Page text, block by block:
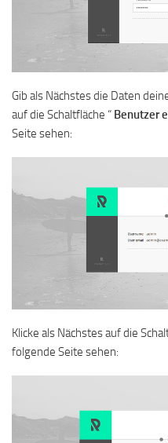
Gib als Nächstes die Daten
auf die Schaltfläche “ Benutzer
Seite sehen:
Klicke als Nächstes auf die
folgende Seite sehen: